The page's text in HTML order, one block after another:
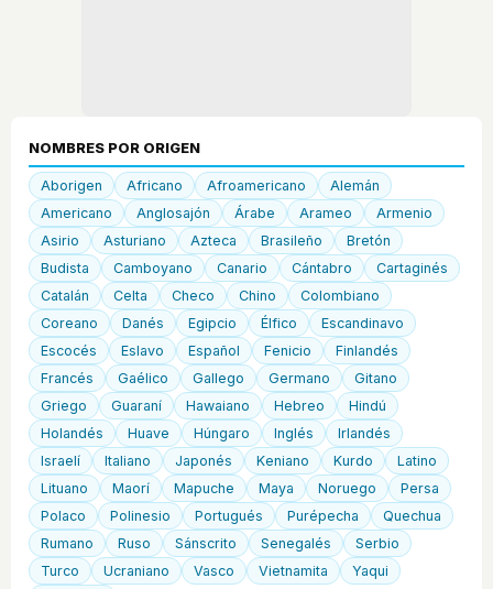
NOMBRES POR ORIGEN
Aborigen Africano Afroamericano
Alemán
Americano
Anglosajón Árabe Arameo
Armenio
Asirio
Asturiano Azteca Brasileño
Bretón
Budista
Camboyano Canario Cántabro
Cartaginés
Catalán
Celta Checo Chino
Colombiano
Coreano
Danés Egipcio Élfico
Escandinavo
Escocés
Eslavo Español Fenicio
Finlandés
Francés
Gaélico Gallego Germano
Gitano
Griego
Guaraní Hawaiano Hebreo
Hindú
Holandés
Huave Húngaro Inglés
Irlandés
Israelí
Italiano Japonés Keniano Kurdo
Latino
Lituano
Maorí Mapuche Maya Noruego
Persa
Polaco
Polinesio Portugués Purépecha
Quechua
Rumano
Ruso Sánscrito Senegalés
Serbio
Turco
Ucraniano Vasco Vietnamita
Yaqui